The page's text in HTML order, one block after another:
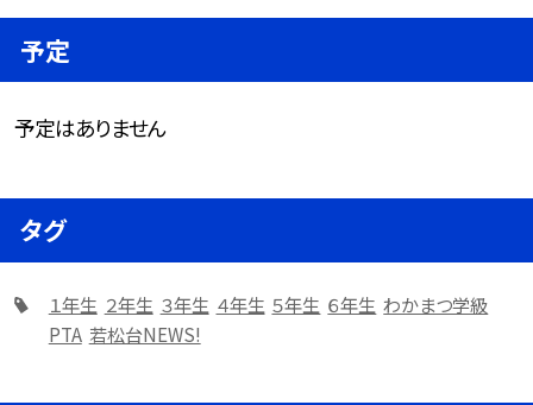
予定
予定はありません
タグ
１年生 ２年生 ３年生 ４年生 ５年生 ６年生 わかまつ学級
PTA 若松台NEWS!